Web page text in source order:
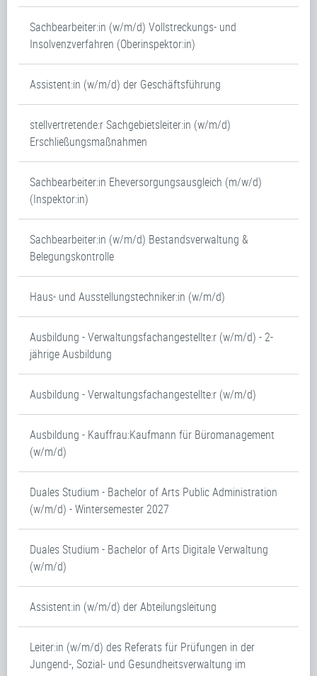
Sachbearbeiter:in (w/m/d) Vollstreckungs- und
Insolvenzverfahren (Oberinspektor:in)
Assistent:in (w/m/d) der Geschäftsführung
stellvertretende:r Sachgebietsleiter:in (w/m/d)
Erschließungsmaßnahmen
Sachbearbeiter:in Eheversorgungsausgleich (m/w/d)
(Inspektor:in)
Sachbearbeiter:in (w/m/d) Bestandsverwaltung &
Belegungskontrolle
Haus- und Ausstellungstechniker:in (w/m/d)
Ausbildung - Verwaltungsfachangestellte:r (w/m/d) - 2-
jährige Ausbildung
Ausbildung - Verwaltungsfachangestellte:r (w/m/d)
Ausbildung - Kauffrau:Kaufmann für Büromanagement
(w/m/d)
Duales Studium - Bachelor of Arts Public Administration
(w/m/d) - Wintersemester 2027
Duales Studium - Bachelor of Arts Digitale Verwaltung
(w/m/d)
Assistent:in (w/m/d) der Abteilungsleitung
Leiter:in (w/m/d) des Referats für Prüfungen in der
Jungend-, Sozial- und Gesundheitsverwaltung im